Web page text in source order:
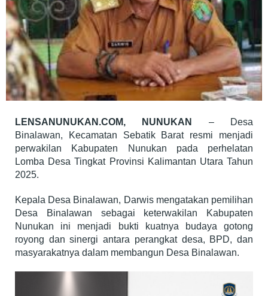
LENSANUNUKAN.COM, NUNUKAN
– Desa
Binalawan, Kecamatan Sebatik Barat resmi menjadi
perwakilan Kabupaten Nunukan pada perhelatan
Lomba Desa Tingkat Provinsi Kalimantan Utara Tahun
2025.
Kepala Desa Binalawan, Darwis mengatakan pemilihan
Desa Binalawan sebagai keterwakilan Kabupaten
Nunukan ini menjadi bukti kuatnya budaya gotong
royong dan sinergi antara perangkat desa, BPD, dan
masyarakatnya dalam membangun Desa Binalawan.